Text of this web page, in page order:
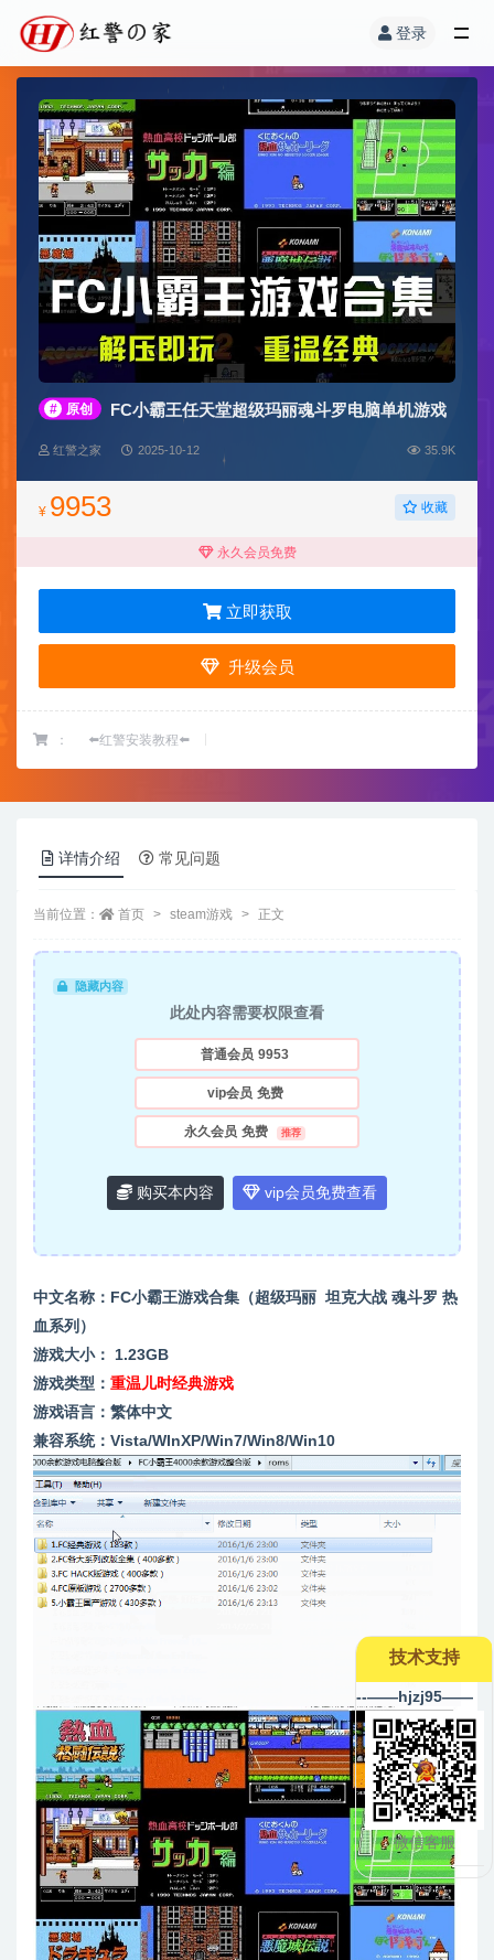
登录
# 原创 FC小霸王任天堂超级玛丽魂斗罗电脑单机游戏
红警之家 2025-10-12 35.9K
¥ 9953 收藏
永久会员免费
立即获取
升级会员
： ⬅️红警安装教程⬅️
详情介绍 常见问题
当前位置： 首页 steam游戏 正文
隐藏内容
此处内容需要权限查看
普通会员 9953
vip会员 免费
永久会员 免费 推荐
购买本内容 vip会员免费查看
中文名称：FC小霸王游戏合集（超级玛丽 坦克大战 魂斗罗 热
血系列）
游戏大小： 1.23GB
游戏类型： 重温儿时经典游戏
游戏语言：繁体中文
兼容系统：Vista/WInXP/Win7/Win8/Win10
技术支持
--——hjzj95——
微信客服